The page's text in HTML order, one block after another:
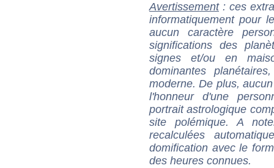
Avertissement: ces
informatiquement pour
aucun caractère
significations des
signes et/ou en
dominantes
moderne. De plus,
l'honneur d'une
portrait astrologique
site polémique. A
recalculées
domification avec le
des heures connues.